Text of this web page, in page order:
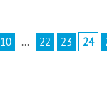
10 ... 22 23 24